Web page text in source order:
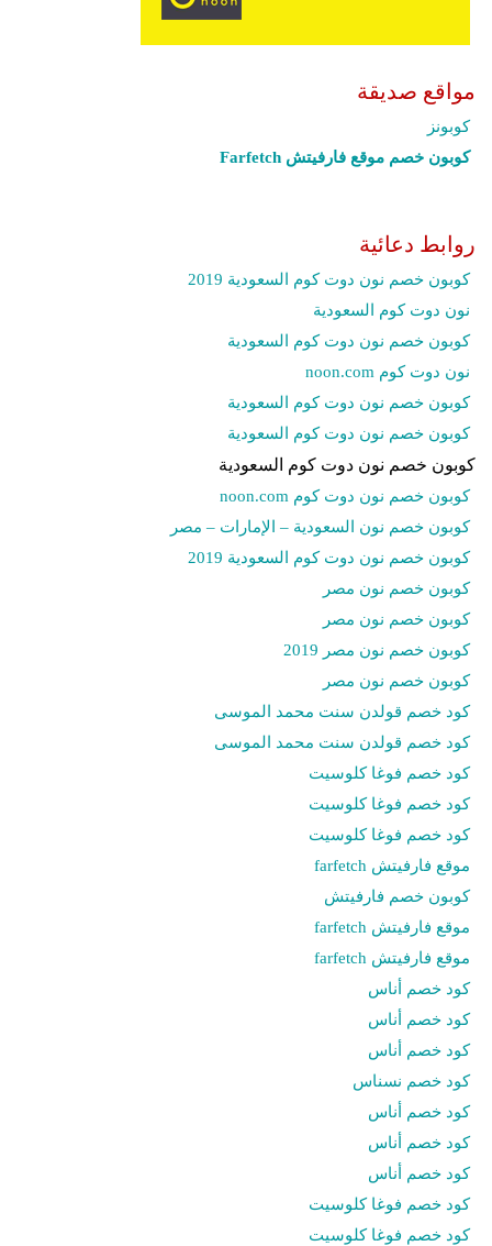
مواقع صديقة
كوبونز
كوبون خصم موقع فارفيتش Farfetch‎
روابط دعائية
كوبون خصم نون دوت كوم السعودية 2019
نون دوت كوم السعودية
كوبون خصم نون دوت كوم السعودية
نون دوت كوم noon.com
كوبون خصم نون دوت كوم السعودية
كوبون خصم نون دوت كوم السعودية
كوبون خصم نون دوت كوم السعودية
كوبون خصم نون دوت كوم noon.com
كوبون خصم نون السعودية – الإمارات – مصر
كوبون خصم نون دوت كوم السعودية 2019
كوبون خصم نون مصر
كوبون خصم نون مصر
كوبون خصم نون مصر 2019
كوبون خصم نون مصر
كود خصم قولدن سنت محمد الموسى
كود خصم قولدن سنت محمد الموسى
كود خصم فوغا كلوسيت
كود خصم فوغا كلوسيت
كود خصم فوغا كلوسيت
موقع فارفيتش farfetch
كوبون خصم فارفيتش
موقع فارفيتش farfetch
موقع فارفيتش farfetch
كود خصم أناس
كود خصم أناس
كود خصم أناس
كود خصم نسناس
كود خصم أناس
كود خصم أناس
كود خصم أناس
كود خصم فوغا كلوسيت
كود خصم فوغا كلوسيت